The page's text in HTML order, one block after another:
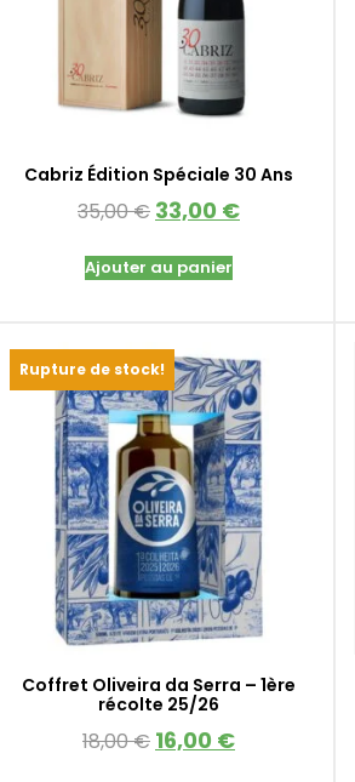
Cabriz Édition Spéciale 30 Ans
35,00€ 33,00 €
Ajouter au panier
Rupture de stock!
Coffret Oliveira da Serra – 1ère
récolte 25/26
18,00€ 16,00 €